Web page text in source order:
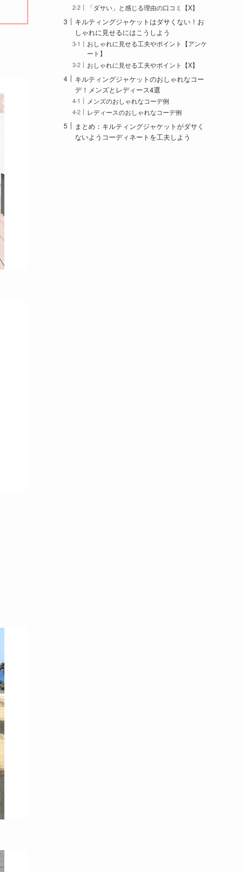
「ダサい」と感じる理由の口コミ【X】
キルティングジャケットはダサくない！お
しゃれに見せるにはこうしよう
おしゃれに見せる工夫やポイント【アンケ
ート】
おしゃれに見せる工夫やポイント【X】
キルティングジャケットのおしゃれなコー
デ！メンズとレディース4選
メンズのおしゃれなコーデ例
レディースのおしゃれなコーデ例
まとめ：キルティングジャケットがダサく
ないようコーディネートを工夫しよう